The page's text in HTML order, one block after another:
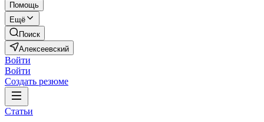
Помощь
Ещё
Поиск
Алексеевский
Войти
Войти
Создать резюме
Статьи